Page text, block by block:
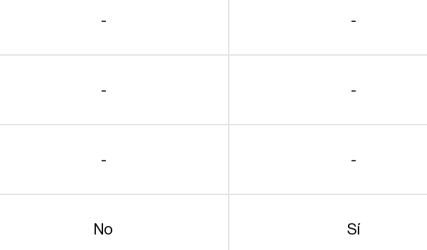
- -
- -
- -
No Sí